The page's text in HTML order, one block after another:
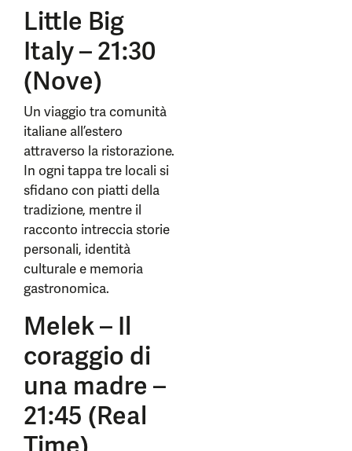
Little Big
Italy – 21:30
(Nove)
Un viaggio tra comunità
italiane all’estero
attraverso la ristorazione.
In ogni tappa tre locali si
sfidano con piatti della
tradizione, mentre il
racconto intreccia storie
personali, identità
culturale e memoria
gastronomica.
Melek – Il
coraggio di
una madre –
21:45 (Real